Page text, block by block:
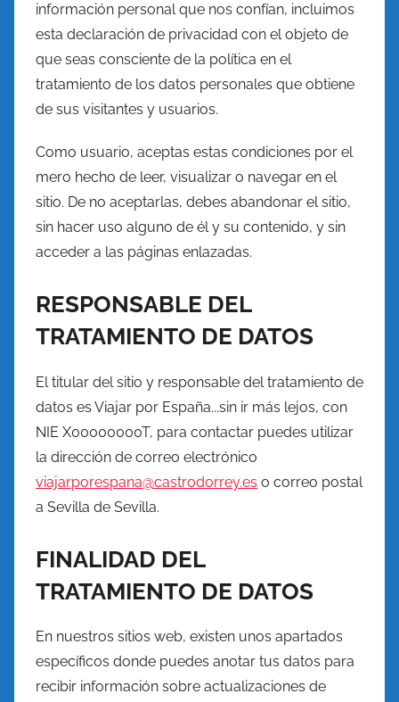
información personal que nos confían, incluimos
esta declaración de privacidad con el objeto de
que seas consciente de la política en el
tratamiento de los datos personales que obtiene
de sus visitantes y usuarios.
Como usuario, aceptas estas condiciones por el
mero hecho de leer, visualizar o navegar en el
sitio. De no aceptarlas, debes abandonar el sitio,
sin hacer uso alguno de él y su contenido, y sin
acceder a las páginas enlazadas.
RESPONSABLE DEL
TRATAMIENTO DE DATOS
El titular del sitio y responsable del tratamiento de
datos es Viajar por España...sin ir más lejos, con
NIE X00000000T, para contactar puedes utilizar
la dirección de correo electrónico
viajarporespana@castrodorrey.es o correo postal
a Sevilla de Sevilla.
FINALIDAD DEL
TRATAMIENTO DE DATOS
En nuestros sitios web, existen unos apartados
específicos donde puedes anotar tus datos para
recibir información sobre actualizaciones de